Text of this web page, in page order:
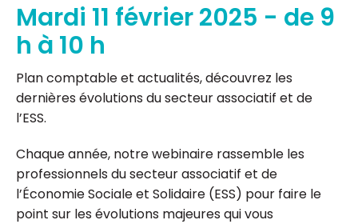
mardi 11 février 2025 - de 9
h à 10 h
Plan comptable et actualités, découvrez les
dernières évolutions du secteur associatif et de
l’ESS.
Chaque année, notre webinaire rassemble les
professionnels du secteur associatif et de
l’Économie Sociale et Solidaire (ESS) pour faire le
point sur les évolutions majeures qui vous